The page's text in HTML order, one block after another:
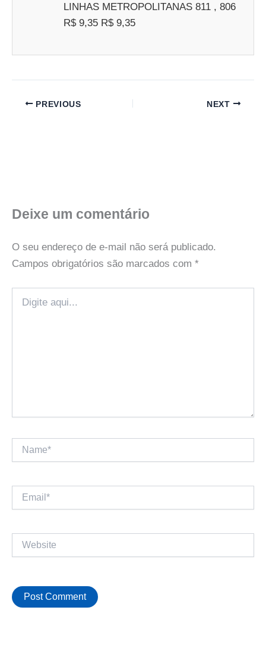
LINHAS METROPOLITANAS 811 , 806
R$ 9,35 R$ 9,35
PREVIOUS NEXT
Deixe um comentário
O seu endereço de e-mail não será publicado.
Campos obrigatórios são marcados com *
aqui...
Name*